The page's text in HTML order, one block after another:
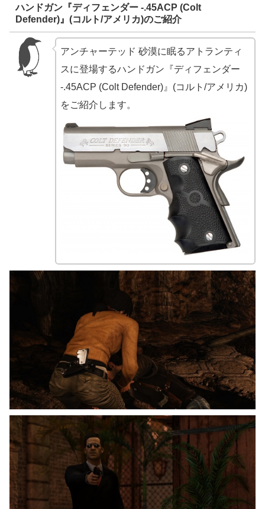
ハンドガン『ディフェンダー -.45ACP (Colt
Defender)』(コルト/アメリカ)のご紹介
アンチャーテッド 砂漠に眠るアトランティ
スに登場するハンドガン『ディフェンダー
-.45ACP (Colt Defender)』(コルト/アメリカ)
をご紹介します。